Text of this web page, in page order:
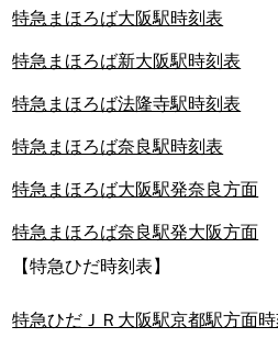
特急まほろば大阪駅時刻表
特急まほろば新大阪駅時刻表
特急まほろば法隆寺駅時刻表
特急まほろば奈良駅時刻表
特急まほろば大阪駅発奈良方面
特急まほろば奈良駅発大阪方面
【特急ひだ時刻表】
特急ひだＪＲ大阪駅京都駅方面